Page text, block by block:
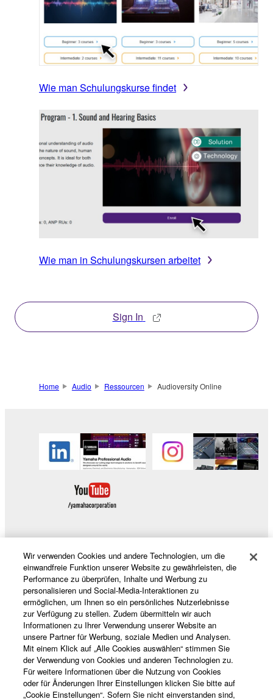
Wie man Schulungskurse findet
Wie man in Schulungskursen arbeitet
Sign In
Home Audio Ressourcen Audioversity Online
Produkte und Lösungen
News
Über Yamaha
Wir verwenden Cookies und andere Technologien, um die
einwandfreie Funktion unserer Website zu gewährleisten, die
Performance zu überprüfen, Inhalte und Werbung zu
personalisieren und Social-Media-Interaktionen zu
ermöglichen, um Ihnen so ein persönliches Nutzerlebnisse
zur Verfügung zu stellen. Zudem übermitteln wir auch
Informationen zu Ihrer Verwendung unserer Website an
unsere Partner für Werbung, soziale Medien und Analysen.
Mit einem Klick auf „Alle Cookies auswählen“ stimmen Sie
der Verwendung von Cookies und anderen Technologien zu.
Für weitere Informationen über die Nutzung von Cookies
oder für Änderungen Ihrer Einstellungen klicken Sie bitte auf
„Cookie Einstellungen“. Sofern Sie nicht einverstanden sind,